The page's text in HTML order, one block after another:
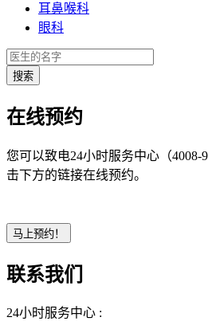
耳鼻喉科
眼科
在线预约
您可以致电24小时服务中心（4008-
击下方的链接在线预约。
联系我们
24小时服务中心 :